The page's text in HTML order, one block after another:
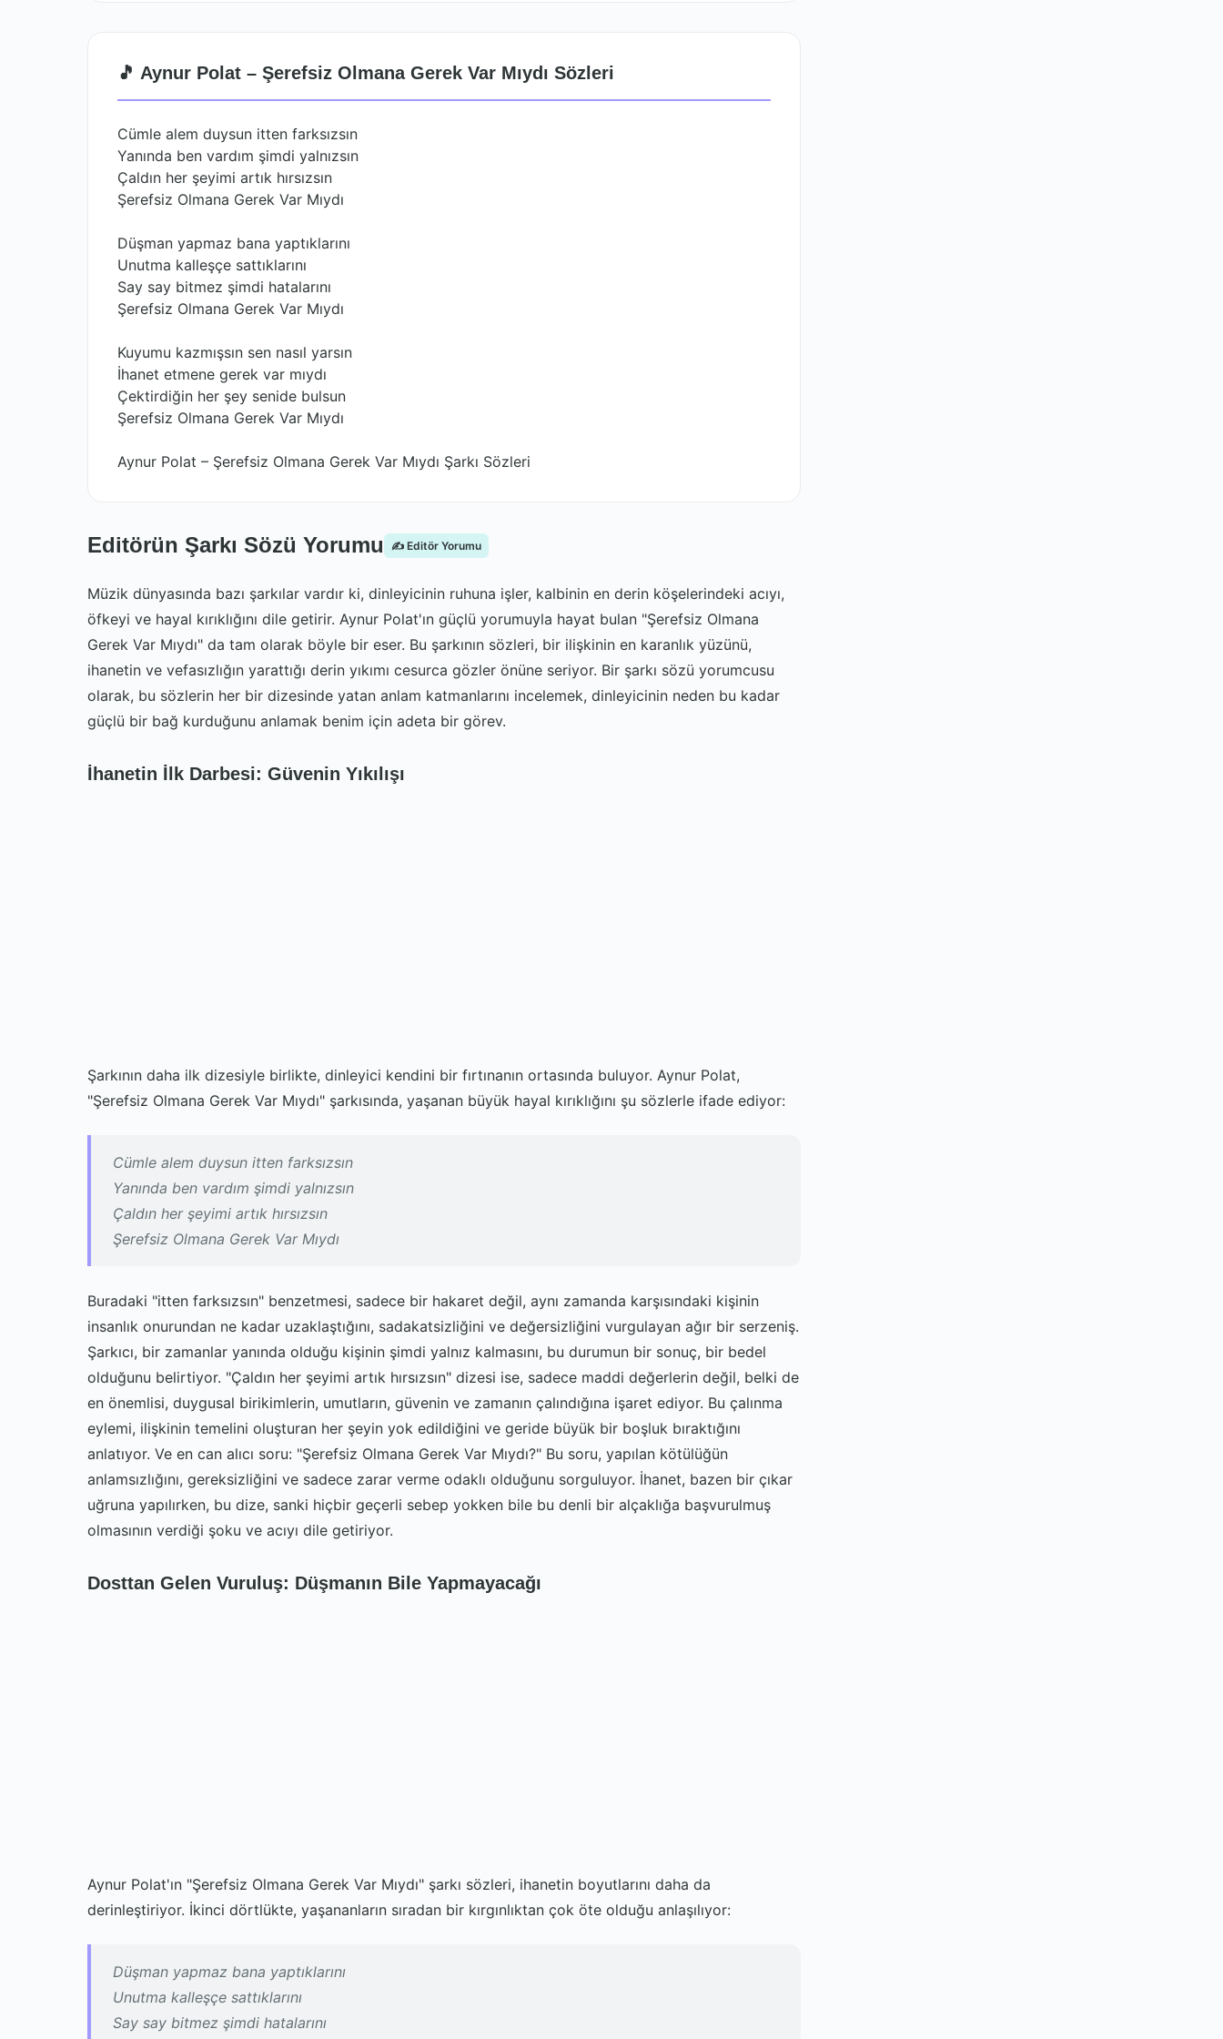
🎵 Aynur Polat – Şerefsiz Olmana Gerek Var Mıydı Sözleri
Cümle alem duysun itten farksızsın
Yanında ben vardım şimdi yalnızsın
Çaldın her şeyimi artık hırsızsın
Şerefsiz Olmana Gerek Var Mıydı
Düşman yapmaz bana yaptıklarını
Unutma kalleşçe sattıklarını
Say say bitmez şimdi hatalarını
Şerefsiz Olmana Gerek Var Mıydı
Kuyumu kazmışsın sen nasıl yarsın
İhanet etmene gerek var mıydı
Çektirdiğin her şey senide bulsun
Şerefsiz Olmana Gerek Var Mıydı
Aynur Polat – Şerefsiz Olmana Gerek Var Mıydı Şarkı Sözleri
Editörün Şarkı Sözü Yorumu ✍️ Editör Yorumu
Müzik dünyasında bazı şarkılar vardır ki, dinleyicinin ruhuna işler, kalbinin en derin köşelerindeki acıyı,
öfkeyi ve hayal kırıklığını dile getirir. Aynur Polat'ın güçlü yorumuyla hayat bulan "Şerefsiz Olmana
Gerek Var Mıydı" da tam olarak böyle bir eser. Bu şarkının sözleri, bir ilişkinin en karanlık yüzünü,
ihanetin ve vefasızlığın yarattığı derin yıkımı cesurca gözler önüne seriyor. Bir şarkı sözü yorumcusu
olarak, bu sözlerin her bir dizesinde yatan anlam katmanlarını incelemek, dinleyicinin neden bu kadar
güçlü bir bağ kurduğunu anlamak benim için adeta bir görev.
İhanetin İlk Darbesi: Güvenin Yıkılışı
Şarkının daha ilk dizesiyle birlikte, dinleyici kendini bir fırtınanın ortasında buluyor. Aynur Polat,
"Şerefsiz Olmana Gerek Var Mıydı" şarkısında, yaşanan büyük hayal kırıklığını şu sözlerle ifade ediyor:
Cümle alem duysun itten farksızsın
Yanında ben vardım şimdi yalnızsın
Çaldın her şeyimi artık hırsızsın
Şerefsiz Olmana Gerek Var Mıydı
Buradaki "itten farksızsın" benzetmesi, sadece bir hakaret değil, aynı zamanda karşısındaki kişinin
insanlık onurundan ne kadar uzaklaştığını, sadakatsizliğini ve değersizliğini vurgulayan ağır bir serzeniş.
Şarkıcı, bir zamanlar yanında olduğu kişinin şimdi yalnız kalmasını, bu durumun bir sonuç, bir bedel
olduğunu belirtiyor. "Çaldın her şeyimi artık hırsızsın" dizesi ise, sadece maddi değerlerin değil, belki de
en önemlisi, duygusal birikimlerin, umutların, güvenin ve zamanın çalındığına işaret ediyor. Bu çalınma
eylemi, ilişkinin temelini oluşturan her şeyin yok edildiğini ve geride büyük bir boşluk bıraktığını
anlatıyor. Ve en can alıcı soru: "Şerefsiz Olmana Gerek Var Mıydı?" Bu soru, yapılan kötülüğün
anlamsızlığını, gereksizliğini ve sadece zarar verme odaklı olduğunu sorguluyor. İhanet, bazen bir çıkar
uğruna yapılırken, bu dize, sanki hiçbir geçerli sebep yokken bile bu denli bir alçaklığa başvurulmuş
olmasının verdiği şoku ve acıyı dile getiriyor.
Dosttan Gelen Vuruluş: Düşmanın Bile Yapmayacağı
Aynur Polat'ın "Şerefsiz Olmana Gerek Var Mıydı" şarkı sözleri, ihanetin boyutlarını daha da
derinleştiriyor. İkinci dörtlükte, yaşananların sıradan bir kırgınlıktan çok öte olduğu anlaşılıyor:
Düşman yapmaz bana yaptıklarını
Unutma kalleşçe sattıklarını
Say say bitmez şimdi hatalarını